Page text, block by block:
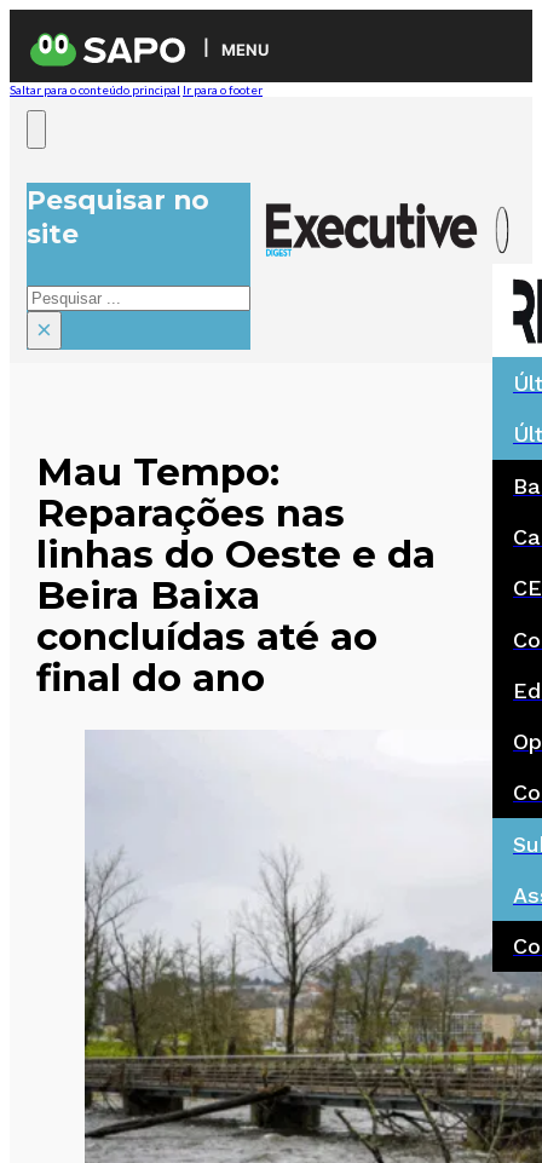
MENU
Saltar para o conteúdo principal Ir para o footer
Pesquisar no
site
Pesquisar
×
Mau Tempo:
Reparações nas
linhas do Oeste e da
Beira Baixa
concluídas até ao
final do ano